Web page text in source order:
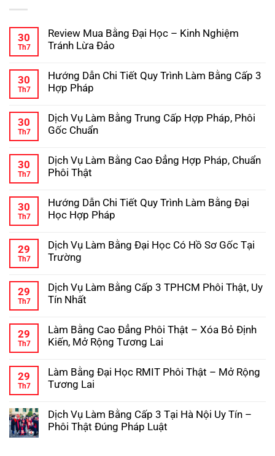
30
Th7
Review Mua Bằng Đại Học – Kinh Nghiệm
Tránh Lừa Đảo
bình
luận
ở
Bằng
Đại
Học
Nghiệm
Tránh
Lừa
30
Th7
Hướng Dẫn Chi Tiết Quy Trình Làm Bằng Cấp 3
Hợp Pháp
bình
luận
ở
Chi
Tiết
Quy
Bằng
Cấp
3
30
Th7
Dịch Vụ Làm Bằng Trung Cấp Hợp Pháp, Phôi
Gốc Chuẩn
bình
luận
ở
Làm
Bằng
Trung
Pháp,
Phôi
Gốc
30
Th7
Dịch Vụ Làm Bằng Cao Đẳng Hợp Pháp, Chuẩn
Phôi Thật
bình
luận
ở
Làm
Bằng
Cao
Pháp,
Chuẩn
Phôi
30
Th7
Hướng Dẫn Chi Tiết Quy Trình Làm Bằng Đại
Học Hợp Pháp
bình
luận
ở
Chi
Tiết
Quy
Bằng
Đại
Học
29
Th7
Dịch Vụ Làm Bằng Đại Học Có Hồ Sơ Gốc Tại
Trường
bình
luận
ở
Làm
Bằng
Đại
Hồ
Sơ
Gốc
29
Th7
Dịch Vụ Làm Bằng Cấp 3 TPHCM Phôi Thật, Uy
Tín Nhất
bình
luận
ở
Làm
Bằng
Cấp
Phôi
Thật,
Uy
29
Th7
Làm Bằng Cao Đẳng Phôi Thật – Xóa Bỏ Định
Kiến, Mở Rộng Tương Lai
bình
luận
ở
Cao
Đẳng
Phôi
29
Th7
Làm Bằng Đại Học RMIT Phôi Thật – Mở Rộng
Tương Lai
bình
luận
ở
Dịch Vụ Làm Bằng Cấp 3 Tại Hà Nội Uy Tín –
Phôi Thật Đúng Pháp Luật